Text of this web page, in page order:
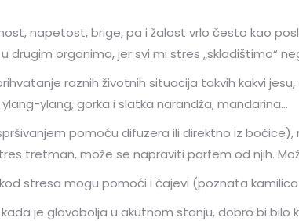
napetost, brige, pa i žalost vrlo često kao
drugim organima, jer svi mi stres „skladištimo“
raznih životnih situacija takvih kakvi
ylang, gorka i slatka narandža, mandarina…
pomoću difuzera ili direktno iz
tretman, može se napraviti parfem od njih.
stresa mogu pomoći i čajevi (poznata
je glavobolja u akutnom stanju, dobro bi